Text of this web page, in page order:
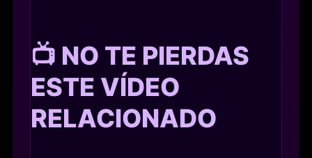
📺 NO TE PIERDAS
ESTE VÍDEO
RELACIONADO